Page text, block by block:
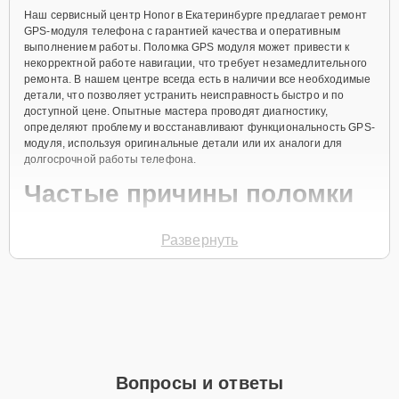
Наш сервисный центр Honor в Екатеринбурге предлагает ремонт
GPS-модуля телефона с гарантией качества и оперативным
выполнением работы. Поломка GPS модуля может привести к
некорректной работе навигации, что требует незамедлительного
ремонта. В нашем центре всегда есть в наличии все необходимые
детали, что позволяет устранить неисправность быстро и по
доступной цене. Опытные мастера проводят диагностику,
определяют проблему и восстанавливают функциональность GPS-
модуля, используя оригинальные детали или их аналоги для
долгосрочной работы телефона.
Частые причины поломки
Механические повреждения при падении
Чтобы начать ремонт, позвоните по телефону +7 (343) 288-39-12
Развернуть
Вопросы и ответы